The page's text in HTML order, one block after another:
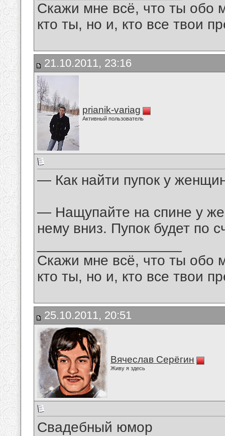
Скажи мне всё, что ты обо
кто ты, но и, кто все твои
21.10.2011, 23:16
prianik-variag
Активный пользователь
— Как найти пупок у
— Нащупайте на спине у
нему вниз. Пупок будет по
Скажи мне всё, что ты обо
кто ты, но и, кто все твои
25.10.2011, 20:51
Вячеслав Серёгин
Живу я здесь
Свадебный юмор